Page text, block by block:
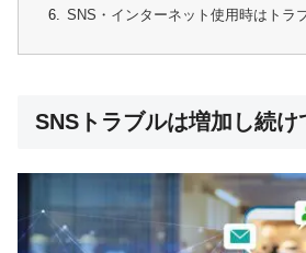
SNS・インターネット使用時はトラ
SNSトラブルは増加し続け